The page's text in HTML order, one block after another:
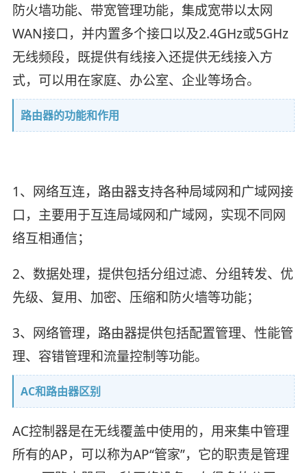
防火墙功能、带宽管理功能，集成宽带以太网
WAN接口，并内置多个接口以及2.4GHz或5GHz
无线频段，既提供有线接入还提供无线接入方
式，可以用在家庭、办公室、企业等场合。
路由器的功能和作用
1、网络互连，路由器支持各种局域网和广域网接
口，主要用于互连局域网和广域网，实现不同网
络互相通信；
2、数据处理，提供包括分组过滤、分组转发、优
先级、复用、加密、压缩和防火墙等功能；
3、网络管理，路由器提供包括配置管理、性能管
理、容错管理和流量控制等功能。
AC和路由器区别
AC控制器是在无线覆盖中使用的，用来集中管理
所有的AP，可以称为AP“管家”，它的职责是管理